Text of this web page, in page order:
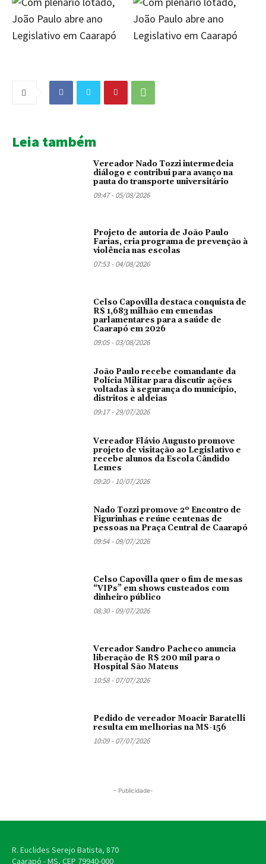
Leia também
Vereador Nado Tozzi intermedeia
diálogo e contribui para avanço na
pauta do transporte universitário
09:47 - 05/08/2026
Projeto de autoria de João Paulo
Farias, cria programa de prevenção à
violência nas escolas
07:53 - 04/08/2026
Celso Capovilla destaca conquista de
R$ 1,683 milhão em emendas
parlamentares para a saúde de
Caarapó em 2026
09:05 - 03/08/2026
João Paulo recebe comandante da
Polícia Militar para discutir ações
voltadas à segurança do município,
distritos e aldeias
09:17 - 29/07/2026
Vereador Flávio Augusto promove
projeto de visitação ao Legislativo e
recebe alunos da Escola Cândido
Lemes
09:20 - 10/07/2026
Nado Tozzi promove 2º Encontro de
Figurinhas e reúne centenas de
pessoas na Praça Central de Caarapó
09:54 - 09/07/2026
Celso Capovilla quer o fim de mesas
“VIPs” em shows custeados com
dinheiro público
08:30 - 09/07/2026
Vereador Sandro Pacheco anuncia
liberação de R$ 200 mil para o
Hospital São Mateus
10:58 - 07/07/2026
Pedido de vereador Moacir Baratelli
resulta em melhorias na MS-156
10:09 - 07/07/2026
- Publicidade-
R. Euclides Serejo Batista, 870
Caarapó - MS, CEP 79940-000